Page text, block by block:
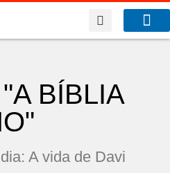
BÍBLIA
A vida de Davi